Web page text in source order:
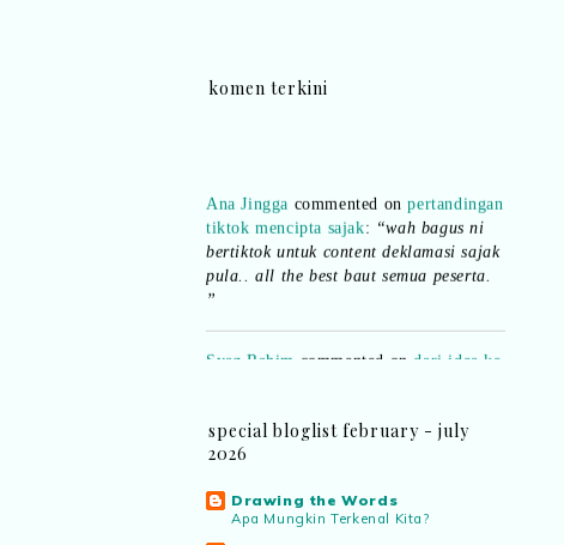
komen terkini
bertiktok untuk content deklamasi sajak
pula.. all the best baut semua peserta.
dan teknologi digital terbaik!”
pertandingan tiktok mencipta sajak
“Menarik sungguh Pertandingan TikTok
special bloglist february - july
2026
Drawing the Words
Apa Mungkin Terkenal Kita?